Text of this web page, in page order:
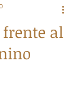
frente al